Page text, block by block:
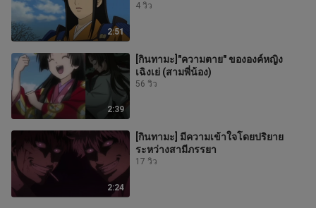
2:51
4 วิว
2:39
[กินทามะ]"ความตาย" ขององค์หญิง
เฉิงเย่ (สามพี่น้อง)
56 วิว
2:24
[กินทามะ] มีความเข้าใจโดยปริยาย
ระหว่างสามีภรรยา
17 วิว